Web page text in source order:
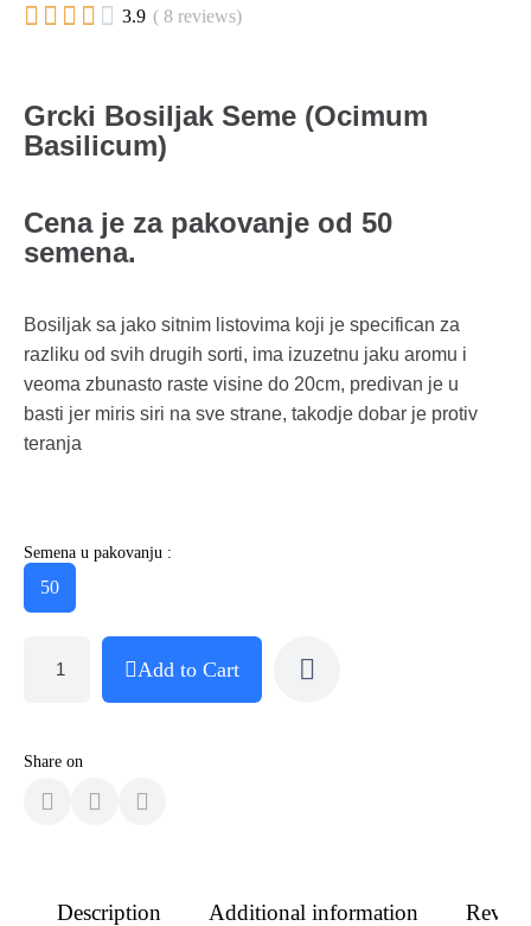
     3.9 ( 8 reviews)
Grcki Bosiljak Seme (Ocimum
Basilicum)
Cena je za pakovanje od 50
semena.
Bosiljak sa jako sitnim listovima koji je specifican za
razliku od svih drugih sorti, ima izuzetnu jaku aromu i
veoma zbunasto raste visine do 20cm, predivan je u
basti jer miris siri na sve strane, takodje dobar je protiv
teranja
Semena u pakovanju :
50
Add to Cart
Share on
Description Additional information